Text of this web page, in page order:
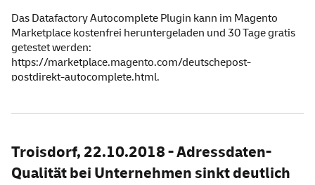
Das Datafactory Autocomplete Plugin kann im Magento
Marketplace kostenfrei heruntergeladen und 30 Tage gratis
getestet werden:
https://marketplace.magento.com/deutschepost-
postdirekt-autocomplete.html.
Troisdorf, 22.10.2018 - Adressdaten-
Qualität bei Unternehmen sinkt deutlich